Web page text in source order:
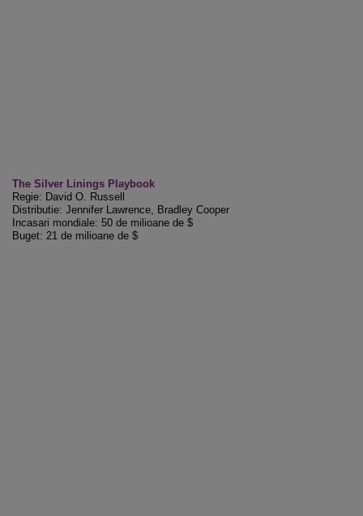
The Silver Linings Playbook
Regie: David O. Russell
Distributie: Jennifer Lawrence, Bradley Cooper
Incasari mondiale: 50 de milioane de $
Buget: 21 de milioane de $